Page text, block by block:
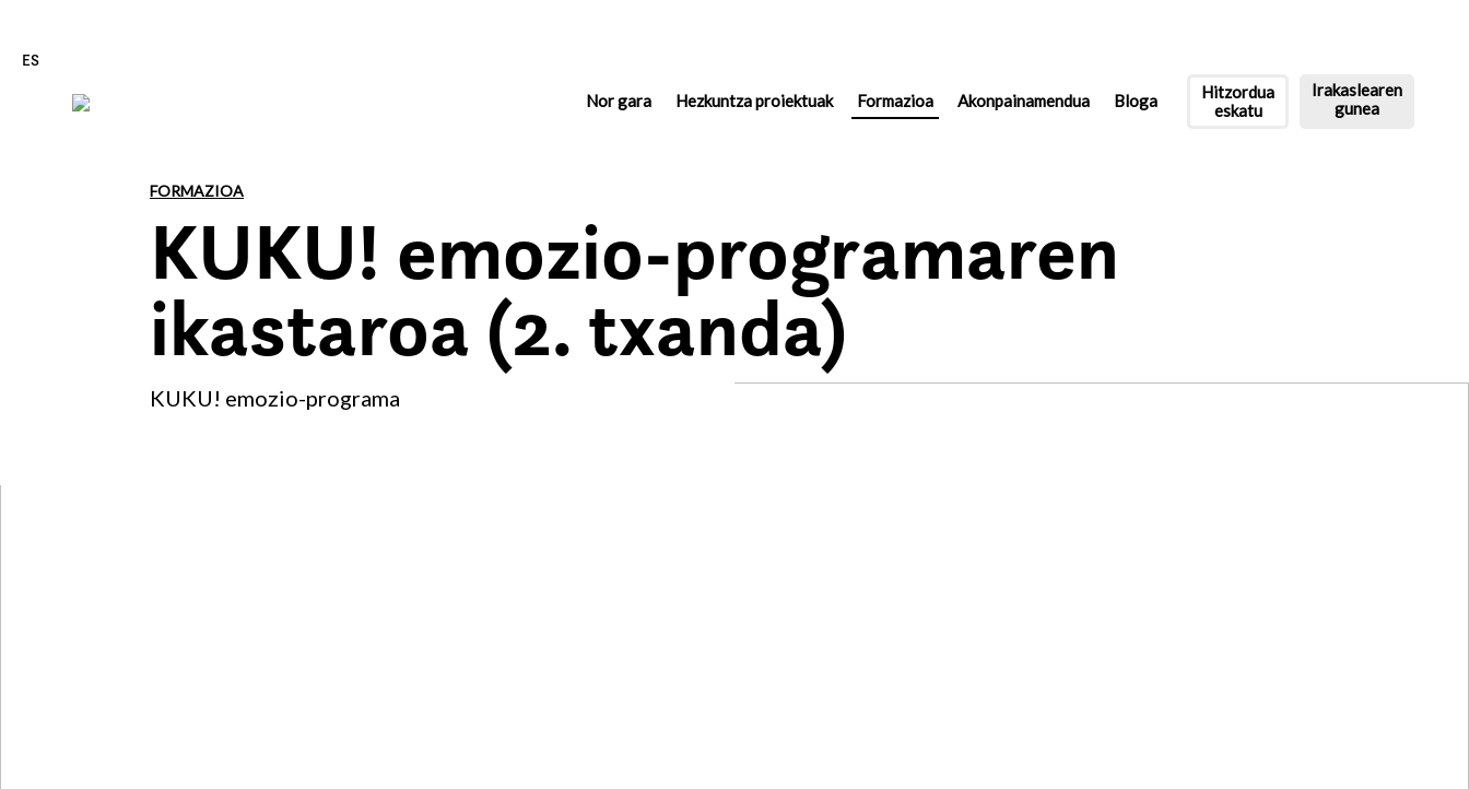
Edukira zuzenean joan
ES
Nor gara (actual)
Hezkuntza proiektuak Formazioa Akonpainamendua Bloga
Hitzordua
eskatu
Irakaslearen
gunea
FORMAZIOA
KUKU! emozio-programaren
ikastaroa (2. txanda)
KUKU! emozio-programa